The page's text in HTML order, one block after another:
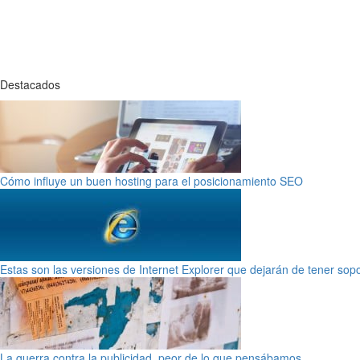
Destacados
Cómo influye un buen hosting para el posicionamiento SEO
Estas son las versiones de Internet Explorer que dejarán de tener